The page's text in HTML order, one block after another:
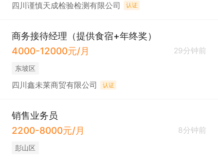
四川谨慎天成检验检测有限公司 认证
商务接待经理（提供食宿+年终奖）
4000-12000元/月
29分钟前
东坡区
四川鑫未莱商贸有限公司 认证
销售业务员
2200-8000元/月
8分钟前
彭山区